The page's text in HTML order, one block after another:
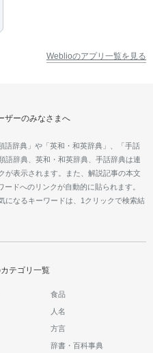
Weblioのアプリ一覧を見る
ザーのみなさまへ
語辞典」や「英和・和英辞典」、「手話
語辞典、英和・和英辞典、手話辞典は連
が表示されます。また、解説記事の本文
ドへのリンクが自動的に貼られます。
になるキーワードは、1クリックで検索結
テゴリ一覧
食品
人名
方言
辞書・百科事典